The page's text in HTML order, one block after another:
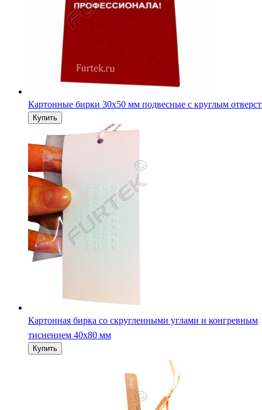
Картонные бирки 30х50 мм подвесные с круглым
Картонная бирка со скругленными углами и конгревным
тиснением 40х80 мм